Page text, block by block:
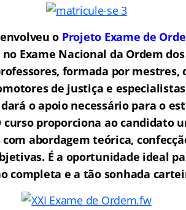
o Projeto Exame de
Exame Nacional da Ordem
formada por mestres,
de justiça e
o apoio necessário para o
curso proporciona ao candidato
abordagem teórica,
É a oportunidade ideal
completa e a tão sonhada